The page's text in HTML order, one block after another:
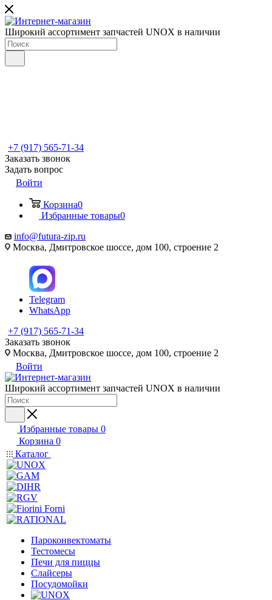
Широкий ассортимент запчастей UNOX в наличии
+7 (917) 565-71-34
Заказать звонок
Задать вопрос
Войти
Корзина0
Избранные товары0
info@futura-zip.ru
Москва, Дмитровское шоссе, дом 100, строение 2
Telegram
WhatsApp
+7 (917) 565-71-34
Заказать звонок
Москва, Дмитровское шоссе, дом 100, строение 2
Войти
Широкий ассортимент запчастей UNOX в наличии
Избранные товары 0
Корзина 0
Каталог
Пароконвектоматы
Тестомесы
Печи для пиццы
Слайсеры
Посудомойки